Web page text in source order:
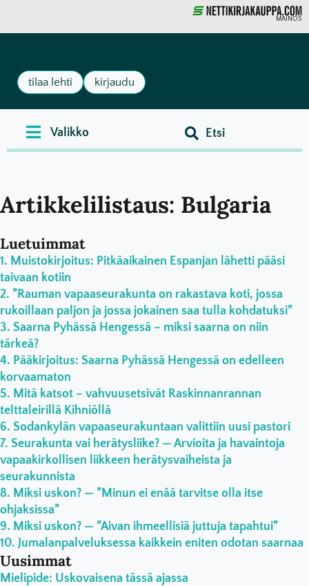
MAINOS
tilaa lehti kirjaudu
Artikkelilistaus: Bulgaria
Luetuimmat
Muistokirjoitus: Pitkäaikainen Espanjan lähetti pääsi
taivaan kotiin
”Rauman vapaaseurakunta on rakastava koti, jossa
rukoillaan paljon ja jossa jokainen saa tulla kohdatuksi”
Saarna Pyhässä Hengessä – miksi saarna on niin
tärkeä?
Pääkirjoitus: Saarna Pyhässä Hengessä on edelleen
korvaamaton
Mitä katsot – vahvuusetsivät Raskinnanrannan
telttaleirillä Kihniöllä
Sodankylän vapaaseurakuntaan valittiin uusi pastori
Seurakunta vai herätysliike? — Arvioita ja havaintoja
vapaakirkollisen liikkeen herätysvaiheista ja
seurakunnista
Miksi uskon? — ”Minun ei enää tarvitse olla itse
ohjaksissa”
Miksi uskon? — ”Aivan ihmeellisiä juttuja tapahtui”
Jumalanpalveluksessa kaikkein eniten odotan saarnaa
Uusimmat
Mielipide: Uskovaisena tässä ajassa